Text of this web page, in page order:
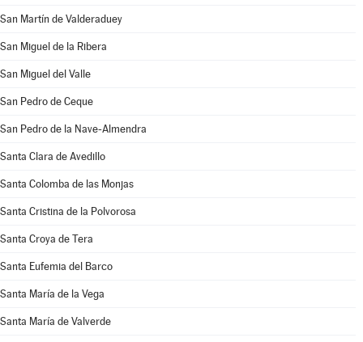
San Martín de Valderaduey
San Miguel de la Ribera
San Miguel del Valle
San Pedro de Ceque
San Pedro de la Nave-Almendra
Santa Clara de Avedillo
Santa Colomba de las Monjas
Santa Cristina de la Polvorosa
Santa Croya de Tera
Santa Eufemia del Barco
Santa María de la Vega
Santa María de Valverde